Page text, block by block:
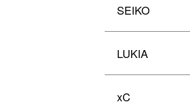
SEIKO
LUKIA
xC